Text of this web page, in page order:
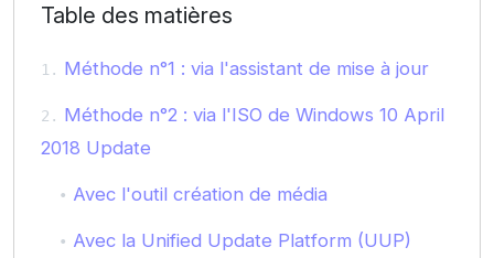
Table des matières
Méthode n°1 : via l'assistant de mise à jour
Méthode n°2 : via l'ISO de Windows 10 April
2018 Update
Avec l'outil création de média
Avec la Unified Update Platform (UUP)